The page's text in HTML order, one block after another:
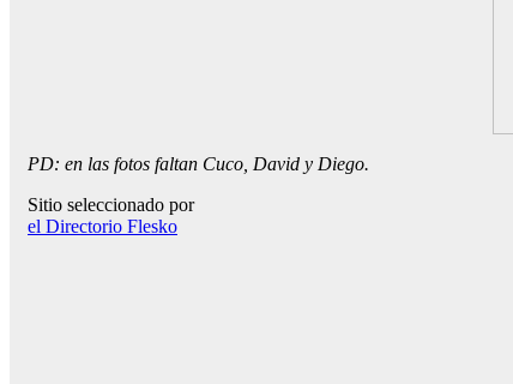
PD: en las fotos faltan Cuco, David y Diego.
Sitio seleccionado por
el Directorio Flesko